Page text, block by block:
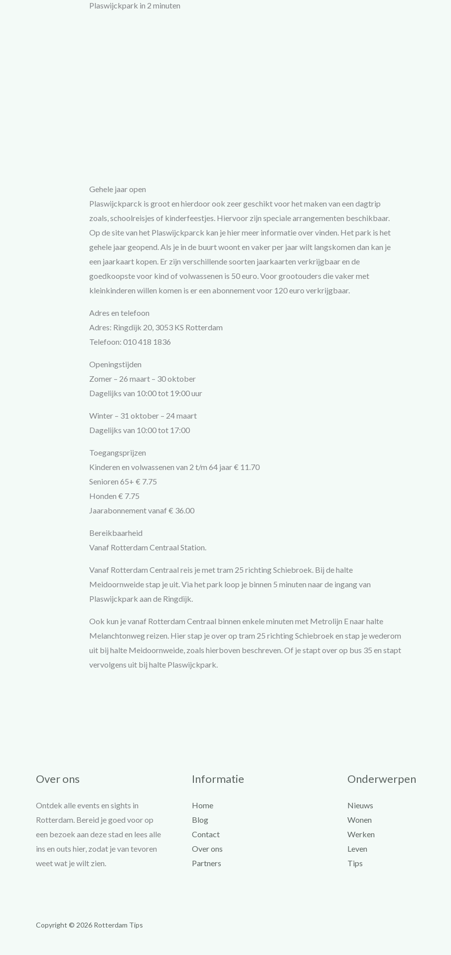
Plaswijckpark in 2 minuten
Gehele jaar open
Plaswijckparck is groot en hierdoor ook zeer geschikt voor het maken van een dagtrip
zoals, schoolreisjes of kinderfeestjes. Hiervoor zijn speciale arrangementen beschikbaar.
Op de site van het Plaswijckparck kan je hier meer informatie over vinden. Het park is het
gehele jaar geopend. Als je in de buurt woont en vaker per jaar wilt langskomen dan kan je
een jaarkaart kopen. Er zijn verschillende soorten jaarkaarten verkrijgbaar en de
goedkoopste voor kind of volwassenen is 50 euro. Voor grootouders die vaker met
kleinkinderen willen komen is er een abonnement voor 120 euro verkrijgbaar.
Adres en telefoon
Adres: Ringdijk 20, 3053 KS Rotterdam
Telefoon: 010 418 1836
Openingstijden
Zomer – 26 maart – 30 oktober
Dagelijks van 10:00 tot 19:00 uur
Winter – 31 oktober – 24 maart
Dagelijks van 10:00 tot 17:00
Toegangsprijzen
Kinderen en volwassenen van 2 t/m 64 jaar € 11.70
Senioren 65+ € 7.75
Honden € 7.75
Jaarabonnement vanaf € 36.00
Bereikbaarheid
Vanaf Rotterdam Centraal Station.
Vanaf Rotterdam Centraal reis je met tram 25 richting Schiebroek. Bij de halte
Meidoornweide stap je uit. Via het park loop je binnen 5 minuten naar de ingang van
Plaswijckpark aan de Ringdijk.
Ook kun je vanaf Rotterdam Centraal binnen enkele minuten met Metrolijn E naar halte
Melanchtonweg reizen. Hier stap je over op tram 25 richting Schiebroek en stap je wederom
uit bij halte Meidoornweide, zoals hierboven beschreven. Of je stapt over op bus 35 en stapt
vervolgens uit bij halte Plaswijckpark.
Over ons
Ontdek alle events en sights in
Rotterdam. Bereid je goed voor op
een bezoek aan deze stad en lees alle
ins en outs hier, zodat je van tevoren
weet wat je wilt zien.
Informatie
Home
Blog
Contact
Over ons
Partners
Onderwerpen
Nieuws
Wonen
Werken
Leven
Tips
Copyright © 2026 Rotterdam Tips